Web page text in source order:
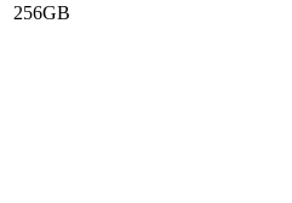
256GB